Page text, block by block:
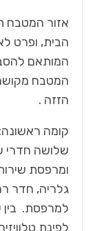
אזור המטבח
הבית, ופרט
המטבח
הזזה .
קומה ראשונה:
שלושה חדרי
ומרפסת
גלריה, חדר
למרפסת. בין
לפינת